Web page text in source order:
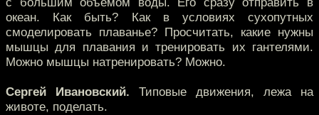
океан. Как быть? Как в условиях сухопутных
смоделировать плаванье? Просчитать, какие нужны
мышцы для плавания и тренировать их гантелями.
Можно мышцы натренировать? Можно.
Сергей Ивановский. Типовые движения, лежа на
животе, поделать.